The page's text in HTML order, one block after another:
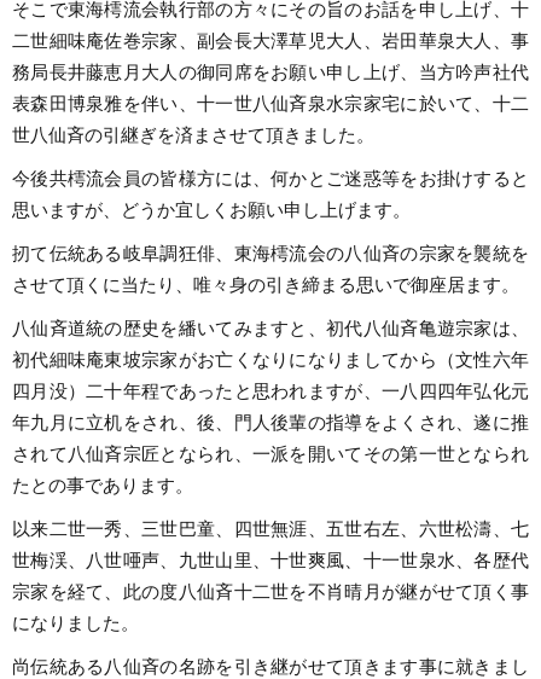
そこで東海樗流会執行部の方々にその旨のお話を申し上げ、十
二世細味庵佐巻宗家、副会長大澤草児大人、岩田華泉大人、事
務局長井藤恵月大人の御同席をお願い申し上げ、当方吟声社代
表森田博泉雅を伴い、十一世八仙斉泉水宗家宅に於いて、十二
世八仙斉の引継ぎを済まさせて頂きました。
今後共樗流会員の皆様方には、何かとご迷惑等をお掛けすると
思いますが、どうか宜しくお願い申し上げます。
扨て伝統ある岐阜調狂俳、東海樗流会の八仙斉の宗家を襲統を
させて頂くに当たり、唯々身の引き締まる思いで御座居ます。
八仙斉道統の歴史を繙いてみますと、初代八仙斉亀遊宗家は、
初代細味庵東坡宗家がお亡くなりになりましてから（文性六年
四月没）二十年程であったと思われますが、一八四四年弘化元
年九月に立机をされ、後、門人後輩の指導をよくされ、遂に推
されて八仙斉宗匠となられ、一派を開いてその第一世となられ
たとの事であります。
以来二世一秀、三世巴童、四世無涯、五世右左、六世松濤、七
世梅渓、八世唖声、九世山里、十世爽風、十一世泉水、各歴代
宗家を経て、此の度八仙斉十二世を不肖晴月が継がせて頂く事
になりました。
尚伝統ある八仙斉の名跡を引き継がせて頂きます事に就きまし